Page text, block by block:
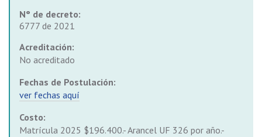
N° de decreto:
6777 de 2021
Acreditación:
No acreditado
Fechas de Postulación:
ver fechas aquí
Costo:
Matrícula 2025 $196.400.- Arancel UF 326 por año.-